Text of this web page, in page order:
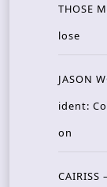
THOSE
lose
JASON
ident:
on
CAIRISS